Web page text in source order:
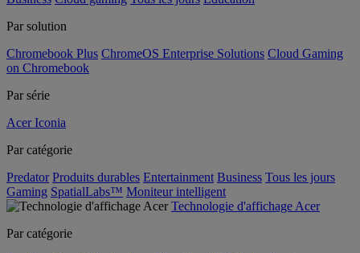
Par solution
Chromebook Plus ChromeOS Enterprise Solutions Cloud Gaming
on Chromebook
Par série
Acer Iconia
Par catégorie
Predator Produits durables Entertainment Business Tous les jours
Gaming SpatialLabs™ Moniteur intelligent
Technologie d'affichage Acer
Par catégorie